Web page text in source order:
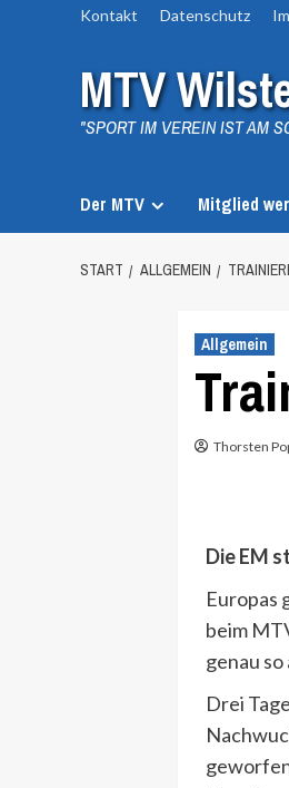
Kontakt Datenschutz
MTV
"SPORT IM VEREIN IST AM
Der MTV Mitglied
START ALLGEMEIN
Allgemein
Thorsten
Die EM
Europas
beim
genau
Drei